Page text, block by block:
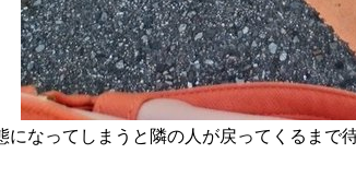
になってしまうと隣の人が戻ってくるまで